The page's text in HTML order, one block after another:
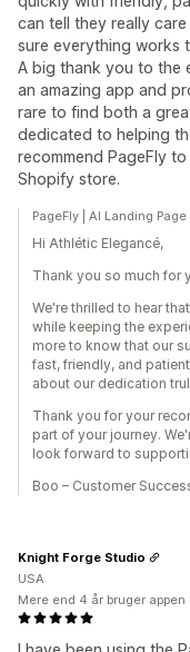
can tell they really
sure everything works
A big thank you to the
an amazing app and
rare to find both a
dedicated to helping
recommend PageFly
Shopify store.
PageFly | AI Landing
Hi Athlétic Elegancé,
Thank you so much for
We're thrilled to hear
while keeping the
more to know that our
fast, friendly, and
about our dedication
Thank you for your
part of your journey.
look forward to
Boo – Customer
Knight Forge Studio
USA
Mere end 4 år bruger appen